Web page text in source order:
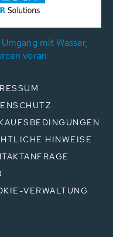
mit Wasser,
voran
HINWEISE
VERWALTUNG